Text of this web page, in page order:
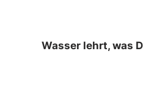
Wasser lehrt, was